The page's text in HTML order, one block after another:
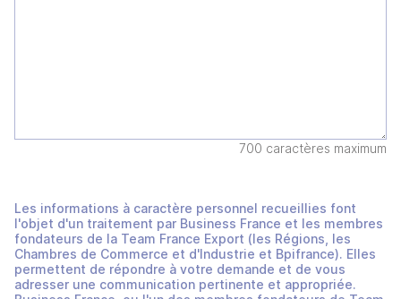
700 caractères maximum
Les informations à caractère personnel recueillies font
l'objet d'un traitement par Business France et les membres
fondateurs de la Team France Export (les Régions, les
Chambres de Commerce et d'Industrie et Bpifrance). Elles
permettent de répondre à votre demande et de vous
adresser une communication pertinente et appropriée.